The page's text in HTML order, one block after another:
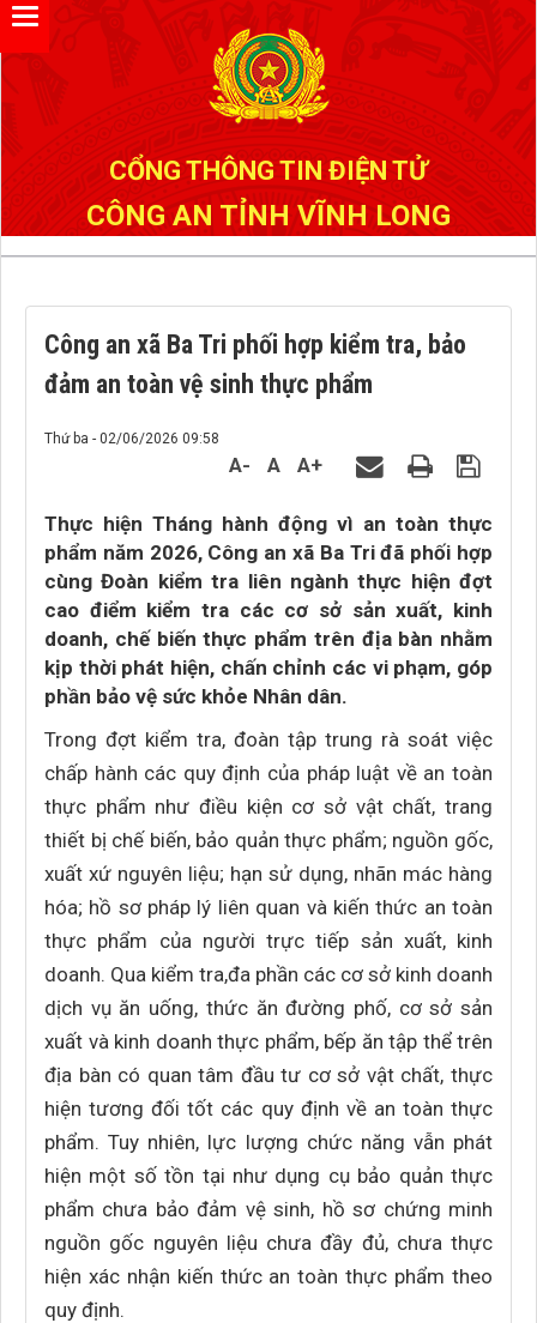
CỔNG THÔNG TIN ĐIỆN TỬ
CÔNG AN TỈNH VĨNH LONG
Công an xã Ba Tri phối hợp kiểm tra, bảo
đảm an toàn vệ sinh thực phẩm
Thứ ba - 02/06/2026 09:58
A- A A+
Thực hiện Tháng hành động vì an toàn thực
phẩm năm 2026, Công an xã Ba Tri đã phối hợp
cùng Đoàn kiểm tra liên ngành thực hiện đợt
cao điểm kiểm tra các cơ sở sản xuất, kinh
doanh, chế biến thực phẩm trên địa bàn nhằm
kịp thời phát hiện, chấn chỉnh các vi phạm, góp
phần bảo vệ sức khỏe Nhân dân.
Trong đợt kiểm tra, đoàn tập trung rà soát việc
chấp hành các quy định của pháp luật về an toàn
thực phẩm như điều kiện cơ sở vật chất, trang
thiết bị chế biến, bảo quản thực phẩm; nguồn gốc,
xuất xứ nguyên liệu; hạn sử dụng, nhãn mác hàng
hóa; hồ sơ pháp lý liên quan và kiến thức an toàn
thực phẩm của người trực tiếp sản xuất, kinh
doanh. Qua kiểm tra,đa phần các cơ sở kinh doanh
dịch vụ ăn uống, thức ăn đường phố, cơ sở sản
xuất và kinh doanh thực phẩm, bếp ăn tập thể trên
địa bàn có quan tâm đầu tư cơ sở vật chất, thực
hiện tương đối tốt các quy định về an toàn thực
phẩm. Tuy nhiên, lực lượng chức năng vẫn phát
hiện một số tồn tại như dụng cụ bảo quản thực
phẩm chưa bảo đảm vệ sinh, hồ sơ chứng minh
nguồn gốc nguyên liệu chưa đầy đủ, chưa thực
hiện xác nhận kiến thức an toàn thực phẩm theo
quy định.